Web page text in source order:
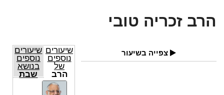
הרב זכריה טובי
צפייה בשיעור
שיעורים
נוספים
של
הרב
זכריה
טובי
שיעורים
נוספים
בנושא
שבת